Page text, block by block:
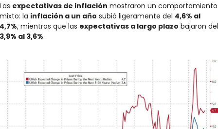
expectativas de inflación mostraron un comportamiento
la inflación a un año subió ligeramente del 4,6% al
, mientras que las expectativas a largo plazo
al 3,6%.